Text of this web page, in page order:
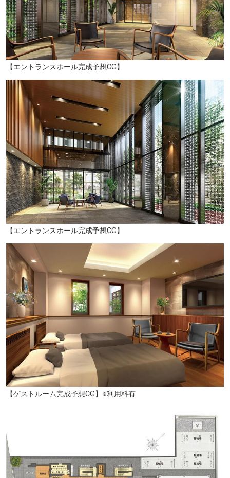
【エントランスホール完成予想CG】
【エントランスホール完成予想CG】
【ゲストルーム完成予想CG】※利用料有